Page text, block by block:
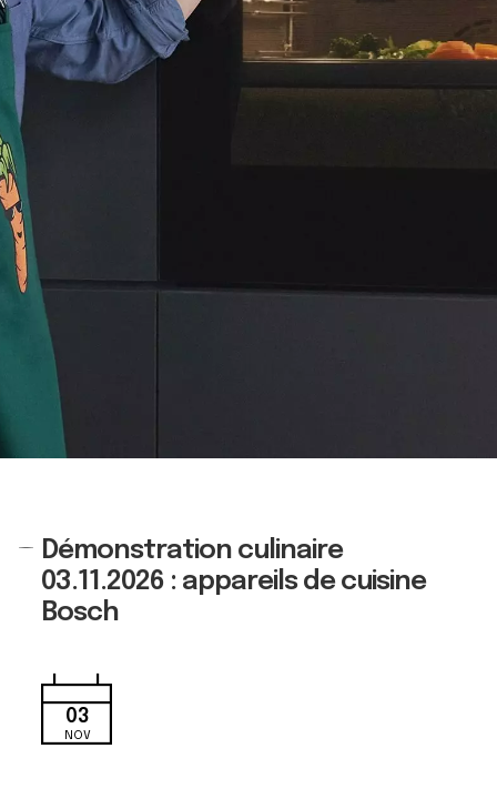
Démonstration culinaire
03.11.2026 : appareils de cuisine
Bosch
03
NOV